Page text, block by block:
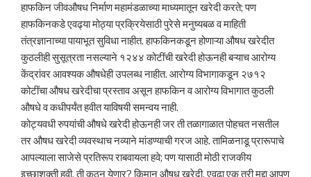
हाफकिन जीवऔषध निर्माण महामंडळाच्या माध्यमातून खरेदी करते; पण
हाफकिनकडे एवढ्या मोठ्या प्रक्रियेसाठी पुरेसे मनुष्यबळ व माहिती
तंत्रज्ञानाच्या पायाभूत सुविधा नाहीत. हाफकिनकडून होणाऱ्या औषध खरेदीत
कुठलीही सुसूत्रता नसल्याने १२४४ कोटींची खरेदी होऊनही बऱ्याच आरोग्य
केंद्रांवर आवश्यक औषधेही उपलब्ध नाहीत. आरोग्य विभागाकडून २७१२
कोटींचा औषध खरेदीचा प्रस्ताव असून हाफकिन व आरोग्य विभागात कुठली
औषधे व कधीपर्यंत हवीत याविषयी समन्वय नाही.
कोट्यवधी रुपयांची औषधे खरेदी होऊनही जर ती तळागाळात पोहचत नसतील
तर औषध खरेदी व्यवस्थाच नव्याने मांडण्याची गरज आहे. तामिळनाडू प्रारूपाचे
आपल्याला साजेसे प्रतिरूप राबवायला हवे; पण यासाठी मोठी राजकीय
इच्छाशक्ती हवी, ती कुठून येणार? किमान औषध खरेदी, एवढा एक तरी मुद्दा आपण